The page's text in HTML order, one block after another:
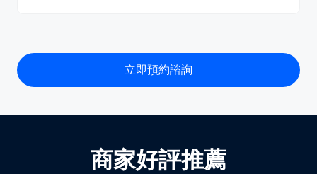
立即預約諮詢
商家好評推薦